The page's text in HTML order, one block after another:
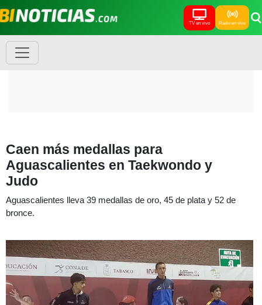
TV en vivo Radio en vivo
Caen más medallas para
Aguascalientes en Taekwondo y
Judo
Aguascalientes lleva 39 medallas de oro, 45 de plata y 52 de
bronce.